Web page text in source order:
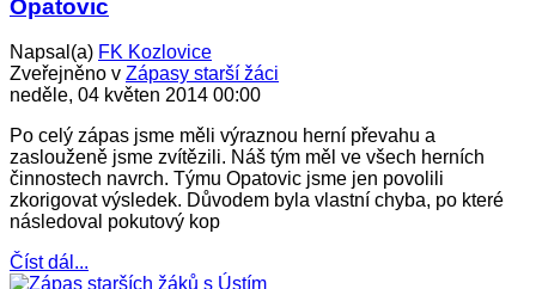
Opatovic
Napsal(a) FK Kozlovice
Zveřejněno v Zápasy starší žáci
neděle, 04 květen 2014 00:00
Po celý zápas jsme měli výraznou herní převahu a
zaslouženě jsme zvítězili. Náš tým měl ve všech herních
činnostech navrch. Týmu Opatovic jsme jen povolili
zkorigovat výsledek. Důvodem byla vlastní chyba, po které
následoval pokutový kop
Číst dál...